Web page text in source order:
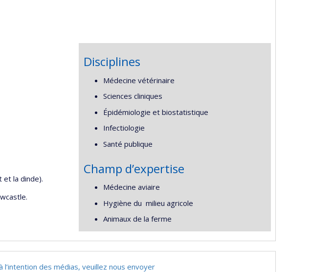
et la dinde).
Disciplines
Médecine vétérinaire
Sciences cliniques
Épidémiologie et biostatistique
Infectiologie
Santé publique
Champ d’expertise
Médecine aviaire
Hygiène du milieu agricole
Animaux de la ferme
des médias, veuillez nous envoyer